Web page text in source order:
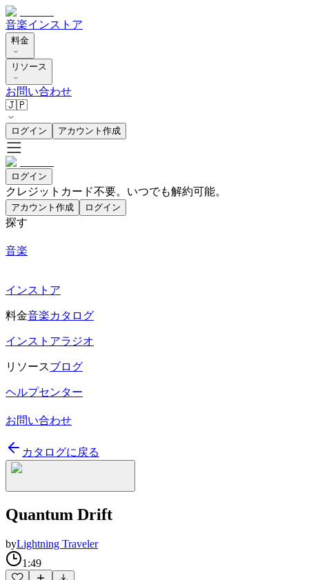
音楽インストア
料金
リソース
お問い合わせ
🇯🇵
ログイン アカウント作成
ログイン
クレジットカード不要。いつでも解約可能。
アカウント作成 ログイン
探す
音楽
インストア
料金音楽カタログ
インストアラジオ
リソースブログ
ヘルプセンター
お問い合わせ
カタログに戻る
Quantum Drift
byLightning Traveler
1:49